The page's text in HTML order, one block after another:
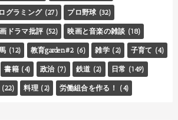
グラミング (27) プロ野球 (32)
ドラマ批評 (52) 映画と音楽の雑談 (18)
(12) 教育garden#2 (6) 雑学 (2) 子育て (4)
書籍 (4) 政治 (7) 鉄道 (2) 日常 (149)
(22) 料理 (2) 労働組合を作る！ (4)